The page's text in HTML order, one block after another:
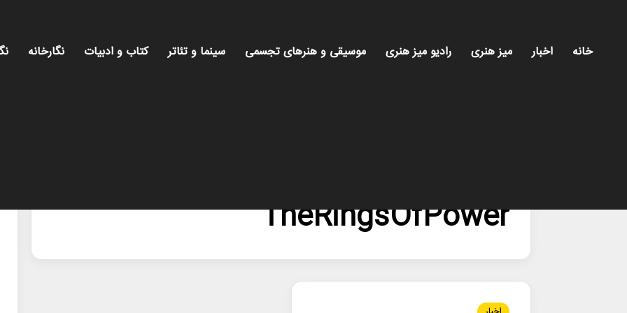
خانه اخبار میز هنری رادیو میز هنری موسیقی و هنرهای تجسمی سینما و تئاتر کتاب و ادبیات نگارخانه
TheRingsOfPower